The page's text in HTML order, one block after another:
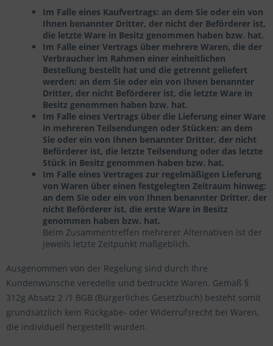
Im Falle eines Kaufvertrags: an dem Sie oder ein von
Ihnen benannter Dritter, der nicht der Beförderer ist,
die letzte Ware in Besitz genommen haben bzw. hat.
Im Falle einer Vertrags über mehrere Waren, die der
Verbraucher im Rahmen einer einheitlichen
Bestellung bestellt hat und die getrennt geliefert
werden: an dem Sie oder ein von Ihnen benannter
Dritter, der nicht Beförderer ist, die letzte Ware in
Besitz genommen haben bzw. hat.
Im Falle eines Vertrags über die Lieferung einer Ware
in mehreren Teilsendungen oder Stücken: an dem
Sie oder ein von Ihnen benannter Dritter, der nicht
Beförderer ist, die letzte Teilsendung oder das letzte
Stück in Besitz genommen haben bzw. hat.
Im Falle eines Vertrages zur regelmäßigen Lieferung
von Waren über einen festgelegten Zeitraum hinweg:
an dem Sie oder ein von Ihnen benannter Dritter, der
nicht Beförderer ist, die erste Ware in Besitz
genommen haben bzw. hat.
Beim Zusammentreffen mehrerer Alternativen ist der
jeweils letzte Zeitpunkt maßgeblich.
Ausgenommen von der Regelung sind durch Ihre
Kundenwünsche veredelte und bedruckte Waren. Gemäß §
312g Absatz 2 /1 BGB (Bürgerliches Gesetzbuch) besteht somit
grundsätzlich kein Rückgabe- oder Widerrufsrecht bei Waren,
die individuell hergestellt wurden.